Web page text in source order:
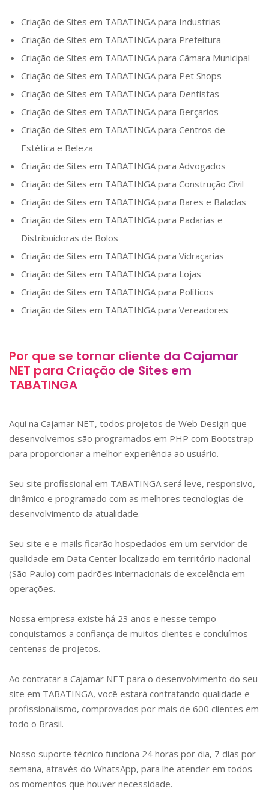
Criação de Sites em TABATINGApara Industrias
Criação de Sites em TABATINGApara Prefeitura
Criação de Sites em TABATINGApara Câmara Municipal
Criação de Sites em TABATINGApara Pet Shops
Criação de Sites em TABATINGApara Dentistas
Criação de Sites em TABATINGApara Berçarios
Criação de Sites em TABATINGApara Centros de
Estética e Beleza
Criação de Sites em TABATINGApara Advogados
Criação de Sites em TABATINGApara Construção Civil
Criação de Sites em TABATINGApara Bares e Baladas
Criação de Sites em TABATINGApara Padarias e
Distribuidoras de Bolos
Criação de Sites em TABATINGApara Vidraçarias
Criação de Sites em TABATINGApara Lojas
Criação de Sites em TABATINGApara Políticos
Criação de Sites em TABATINGApara Vereadores
Por que se tornar cliente da Cajamar
NET para Criação de Sites em
TABATINGA
Aqui na Cajamar NET, todos projetos de Web Design que
desenvolvemos são programados em PHP com Bootstrap
para proporcionar a melhor experiência ao usuário.
Seu site profissional em TABATINGAserá leve, responsivo,
dinâmico e programado com as melhores tecnologias de
desenvolvimento da atualidade.
Seu site e e-mails ficarão hospedados em um servidor de
qualidade em Data Center localizado em território nacional
(São Paulo) com padrões internacionais de excelência em
operações.
Nossa empresa existe há 23 anos e nesse tempo
conquistamos a confiança de muitos clientes e concluímos
centenas de projetos.
Ao contratar a Cajamar NET para o desenvolvimento do seu
site em TABATINGA, você estará contratando qualidade e
profissionalismo, comprovados por mais de 600 clientes em
todo o Brasil.
Nosso suporte técnico funciona 24 horas por dia, 7 dias por
semana, através do WhatsApp, para lhe atender em todos
os momentos que houver necessidade.